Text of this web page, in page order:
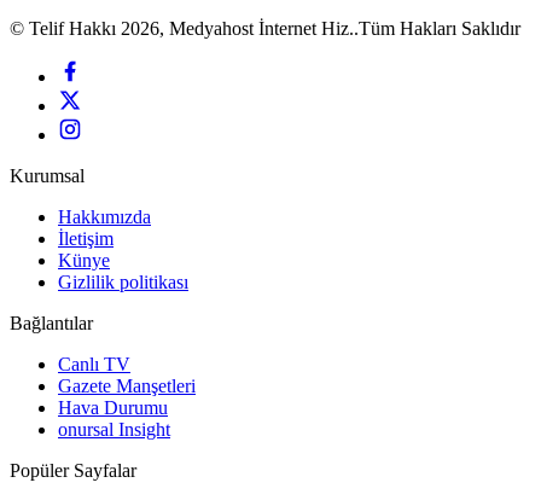
© Telif Hakkı 2026, Medyahost İnternet Hiz..Tüm Hakları Saklıdır
Kurumsal
Hakkımızda
İletişim
Künye
Gizlilik politikası
Bağlantılar
Canlı TV
Gazete Manşetleri
Hava Durumu
onursal Insight
Popüler Sayfalar